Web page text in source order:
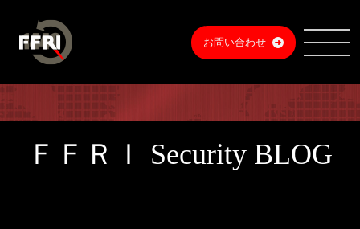
お問い合わせ
ＦＦＲＩ Security BLOG